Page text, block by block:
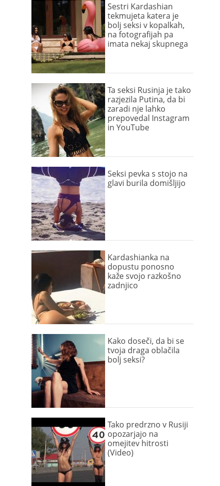
Sestri Kardashian
tekmujeta katera je
bolj seksi v kopalkah,
na fotografijah pa
imata nekaj skupnega
Ta seksi Rusinja je tako
razjezila Putina, da bi
zaradi nje lahko
prepovedal Instagram
in YouTube
Seksi pevka s stojo na
glavi burila domišljijo
Kardashianka na
dopustu ponosno
kaže svojo razkošno
zadnjico
Kako doseči, da bi se
tvoja draga oblačila
bolj seksi?
Tako predrzno v Rusiji
opozarjajo na
omejitev hitrosti
(Video)